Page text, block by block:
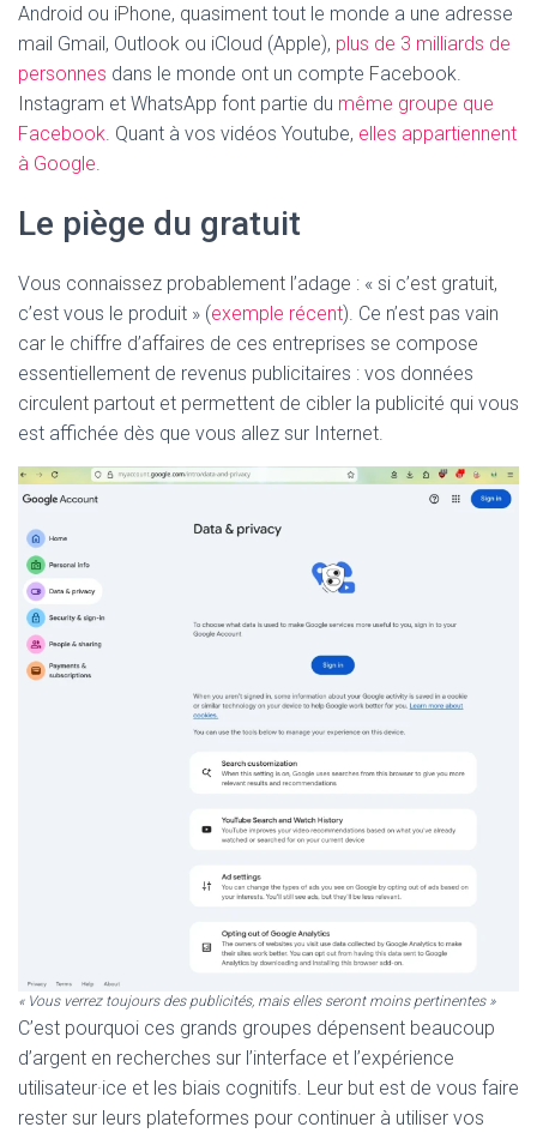
Android ou iPhone, quasiment tout le monde a une adresse
mail Gmail, Outlook ou iCloud (Apple), plus de 3 milliards de
personnes dans le monde ont un compte Facebook.
Instagram et WhatsApp font partie du même groupe que
Facebook. Quant à vos vidéos Youtube, elles appartiennent
à Google.
Le piège du gratuit
Vous connaissez probablement l’adage : « si c’est gratuit,
c’est vous le produit » (exemple récent). Ce n’est pas vain
car le chiffre d’affaires de ces entreprises se compose
essentiellement de revenus publicitaires : vos données
circulent partout et permettent de cibler la publicité qui vous
est affichée dès que vous allez sur Internet.
« Vous verrez toujours des publicités, mais elles seront moins pertinentes »
C’est pourquoi ces grands groupes dépensent beaucoup
d’argent en recherches sur l’interface et l’expérience
utilisateur·ice et les biais cognitifs. Leur but est de vous faire
rester sur leurs plateformes pour continuer à utiliser vos